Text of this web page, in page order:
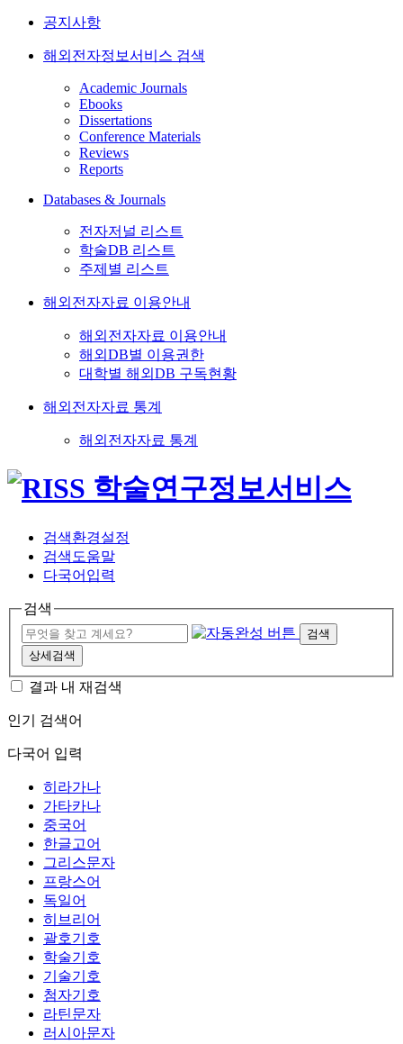
공지사항
해외전자정보서비스 검색
Academic Journals
Ebooks
Dissertations
Conference Materials
Reviews
Reports
Databases & Journals
전자저널 리스트
학술DB 리스트
주제별 리스트
해외전자자료 이용안내
해외전자자료 이용안내
해외DB별 이용권한
대학별 해외DB 구독현황
해외전자자료 통계
해외전자자료 통계
검색환경설정
검색도움말
다국어입력
검색
검색
상세검색
결과 내 재검색
인기 검색어
다국어 입력
히라가나
가타카나
중국어
한글고어
그리스문자
프랑스어
독일어
히브리어
괄호기호
학술기호
기술기호
첨자기호
라틴문자
러시아문자